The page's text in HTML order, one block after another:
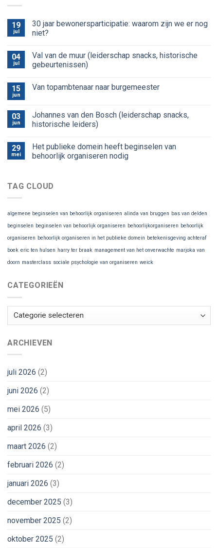
19
jul
30 jaar bewonersparticipatie: waarom zijn we er nog
niet?
04
jul
Val van de muur (leiderschap snacks, historische
gebeurtenissen)
15
jun
Van topambtenaar naar burgemeester
03
jun
Johannes van den Bosch (leiderschap snacks,
historische leiders)
29
mei
Het publieke domein heeft beginselen van
behoorlijk organiseren nodig
TAG CLOUD
algemene beginselen van behoorlijk organiseren alinda van bruggen bas van delden
beginselen beginselen van behoorlijk organiseren behoorlijkorganiseren behoorlijk
organiseren behoorlijk organiseren in het publieke domein betekenisgeving achteraf
boek eric ten hulsen harry ter braak management van het onverwachte marjoka van
doorn masterclass sociale psychologie van organiseren weick
CATEGORIEËN
Categorieën
ARCHIEVEN
juli 2026 (2)
juni 2026 (2)
mei 2026 (5)
april 2026 (3)
maart 2026 (2)
februari 2026 (2)
januari 2026 (3)
december 2025 (3)
november 2025 (2)
oktober 2025 (2)